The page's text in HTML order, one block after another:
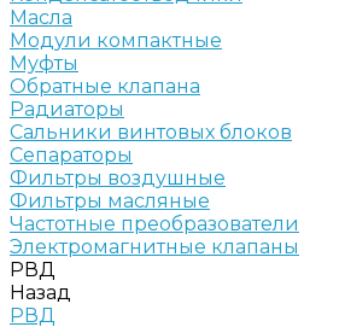
Масла
Модули компактные
Муфты
Обратные клапана
Радиаторы
Сальники винтовых блоков
Сепараторы
Фильтры воздушные
Фильтры масляные
Частотные преобразователи
Электромагнитные клапаны
РВД
Назад
РВД